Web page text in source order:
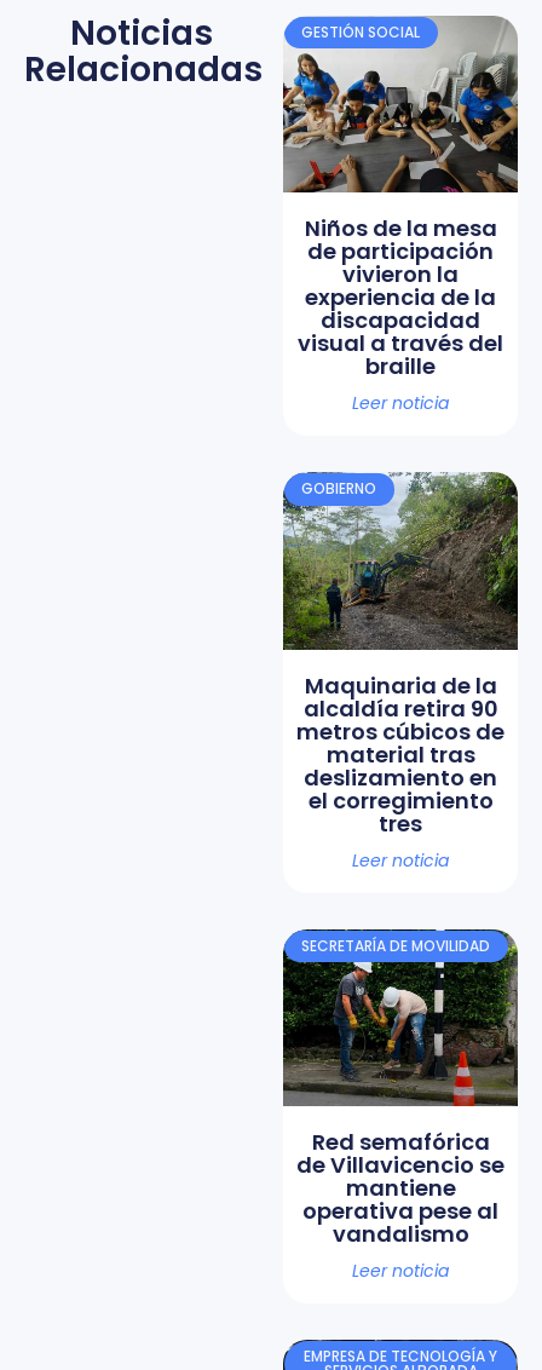
Noticias
Relacionadas
GESTIÓN SOCIAL
Niños de la mesa
de participación
vivieron la
experiencia de la
discapacidad
visual a través del
braille
Leer noticia
GOBIERNO
Maquinaria de la
alcaldía retira 90
metros cúbicos de
material tras
deslizamiento en
el corregimiento
tres
Leer noticia
SECRETARÍA DE MOVILIDAD
Red semafórica
de Villavicencio se
mantiene
operativa pese al
vandalismo
Leer noticia
EMPRESA DE TECNOLOGÍA Y